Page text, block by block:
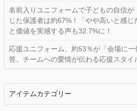
名前入りユニフォームで子どもの自信が
じた保護者は約67%！「やや高いと感じ
と価値を実感する声も32.7%に！
応援ユニフォーム、約53％が「会場に
答。チームへの愛情が伝わる応援スタイ
アイテムカテゴリー